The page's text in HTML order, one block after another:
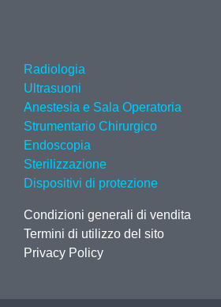
Radiologia
Ultrasuoni
Anestesia e Sala Operatoria
Strumentario Chirurgico
Endoscopia
Sterilizzazione
Dispositivi di protezione
Condizioni generali di vendita
Termini di utilizzo del sito
Privacy Policy